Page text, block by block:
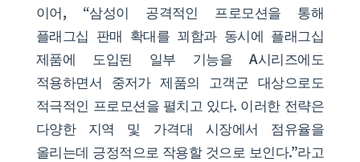
이어, “삼성이 공격적인 프로모션을 통해
플래그십 판매 확대를 꾀함과 동시에 플래그십
제품에 도입된 일부 기능을 A시리즈에도
적용하면서 중저가 제품의 고객군 대상으로도
적극적인 프로모션을 펼치고 있다. 이러한 전략은
다양한 지역 및 가격대 시장에서 점유율을
올리는데 긍정적으로 작용할 것으로 보인다.”라고